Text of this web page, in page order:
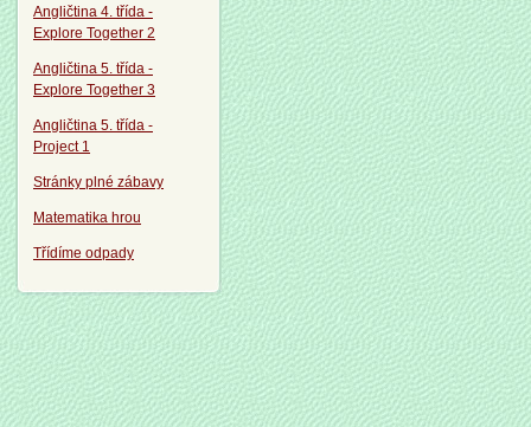
Angličtina 4. třída -
Explore Together 2
Angličtina 5. třída -
Explore Together 3
Angličtina 5. třída -
Project 1
Stránky plné zábavy
Matematika hrou
Třídíme odpady